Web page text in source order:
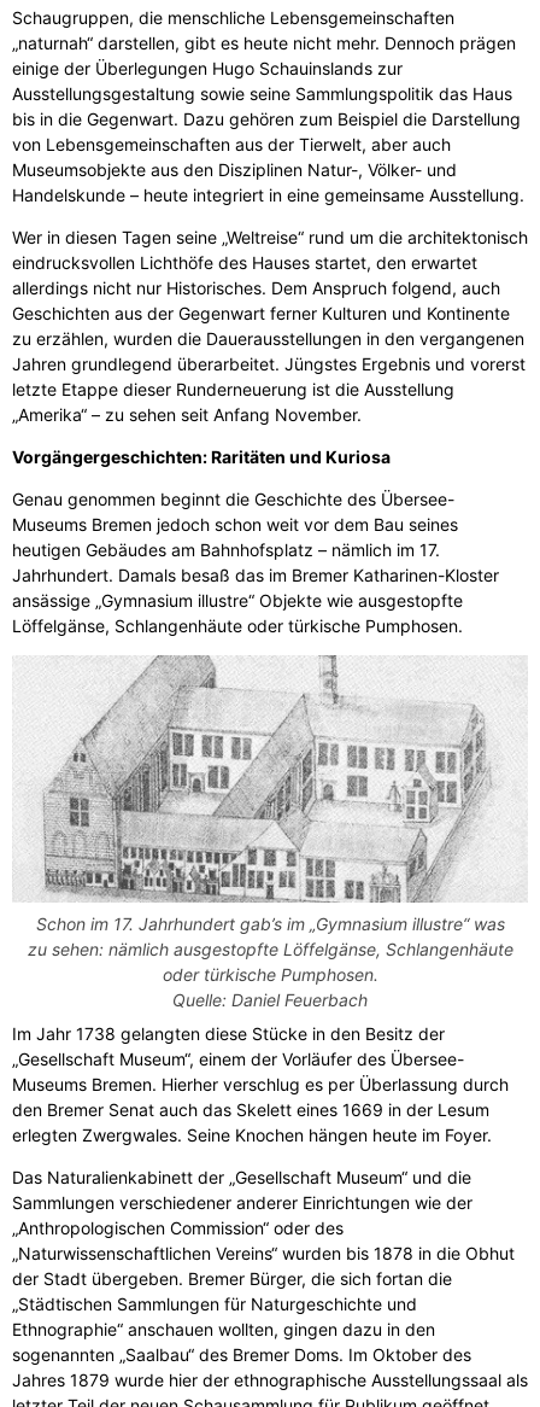
Schaugruppen, die menschliche Lebensgemeinschaften
„naturnah“ darstellen, gibt es heute nicht mehr. Dennoch prägen
einige der Überlegungen Hugo Schauinslands zur
Ausstellungsgestaltung sowie seine Sammlungspolitik das Haus
bis in die Gegenwart. Dazu gehören zum Beispiel die Darstellung
von Lebensgemeinschaften aus der Tierwelt, aber auch
Museumsobjekte aus den Disziplinen Natur-, Völker- und
Handelskunde – heute integriert in eine gemeinsame Ausstellung.
Wer in diesen Tagen seine „Weltreise“ rund um die architektonisch
eindrucksvollen Lichthöfe des Hauses startet, den erwartet
allerdings nicht nur Historisches. Dem Anspruch folgend, auch
Geschichten aus der Gegenwart ferner Kulturen und Kontinente
zu erzählen, wurden die Dauerausstellungen in den vergangenen
Jahren grundlegend überarbeitet. Jüngstes Ergebnis und vorerst
letzte Etappe dieser Runderneuerung ist die Ausstellung
„Amerika“ – zu sehen seit Anfang November.
Vorgängergeschichten: Raritäten und Kuriosa
Genau genommen beginnt die Geschichte des Übersee-
Museums Bremen jedoch schon weit vor dem Bau seines
heutigen Gebäudes am Bahnhofsplatz – nämlich im 17.
Jahrhundert. Damals besaß das im Bremer Katharinen-Kloster
ansässige „Gymnasium illustre“ Objekte wie ausgestopfte
Löffelgänse, Schlangenhäute oder türkische Pumphosen.
Schon im 17. Jahrhundert gab’s im „Gymnasium illustre“ was
zu sehen: nämlich ausgestopfte Löffelgänse, Schlangenhäute
oder türkische Pumphosen.
Quelle: Daniel Feuerbach
Im Jahr 1738 gelangten diese Stücke in den Besitz der
„Gesellschaft Museum“, einem der Vorläufer des Übersee-
Museums Bremen. Hierher verschlug es per Überlassung durch
den Bremer Senat auch das Skelett eines 1669 in der Lesum
erlegten Zwergwales. Seine Knochen hängen heute im Foyer.
Das Naturalienkabinett der „Gesellschaft Museum“ und die
Sammlungen verschiedener anderer Einrichtungen wie der
„Anthropologischen Commission“ oder des
„Naturwissenschaftlichen Vereins“ wurden bis 1878 in die Obhut
der Stadt übergeben. Bremer Bürger, die sich fortan die
„Städtischen Sammlungen für Naturgeschichte und
Ethnographie“ anschauen wollten, gingen dazu in den
sogenannten „Saalbau“ des Bremer Doms. Im Oktober des
Jahres 1879 wurde hier der ethnographische Ausstellungssaal als